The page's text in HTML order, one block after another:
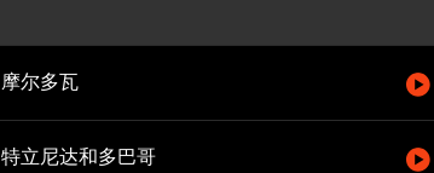
摩尔多瓦
特立尼达和多巴哥